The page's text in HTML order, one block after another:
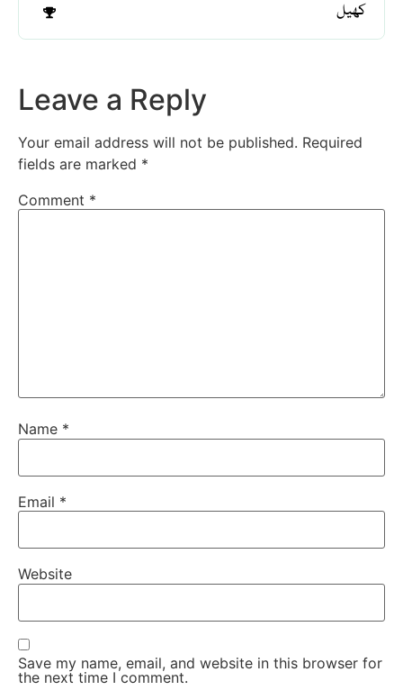
کھیل
Leave a Reply
Your email address will not be published. Required
fields are marked *
Comment *
Name *
Email *
Website
Save my name, email, and website in this browser for
the next time I comment.